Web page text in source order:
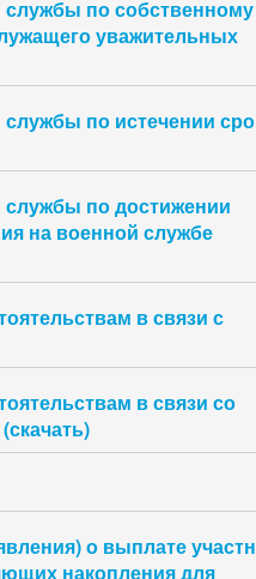
службы по собственному
уважительных
по истечении
службы по достижении
на военной службе
в связи с
в связи со
о выплате
накопления для